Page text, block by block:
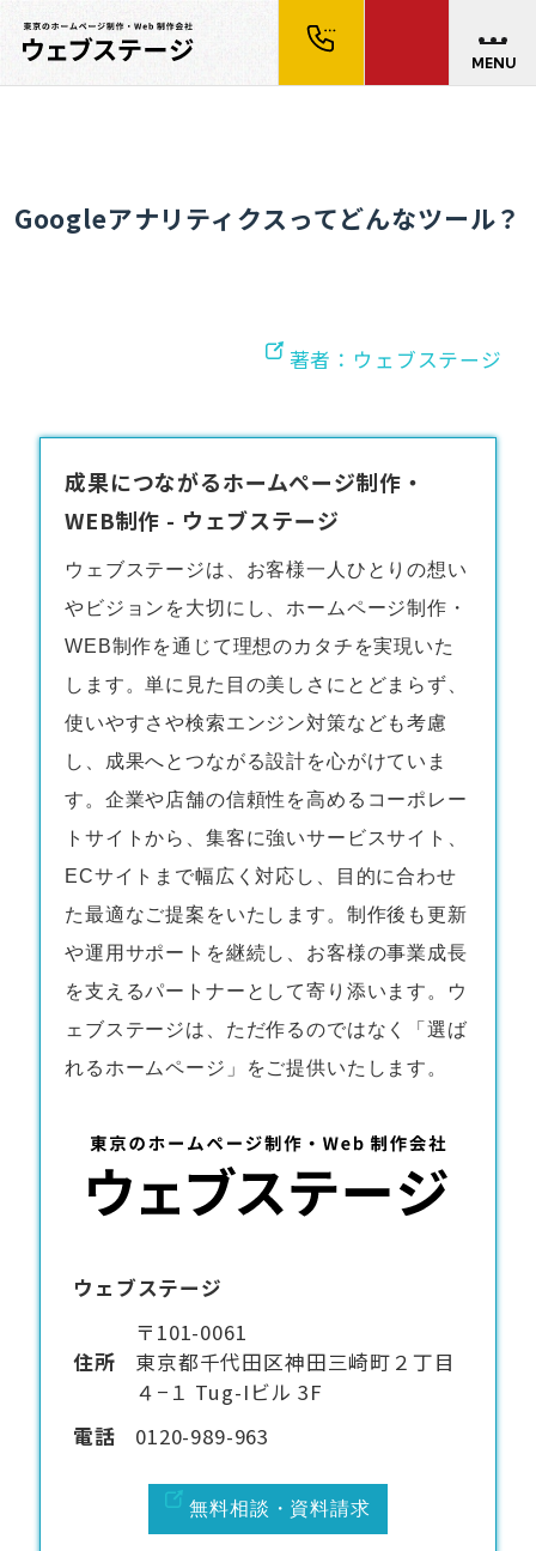
MENU
Googleアナリティクスってどんなツール？
著者：ウェブステージ
成果につながるホームページ制作・
WEB制作 - ウェブステージ
ウェブステージは、お客様一人ひとりの想い
やビジョンを大切にし、 ホームページ制作・
WEB制作を通じて理想のカタチを実現いた
します。単に見た目の美しさにとどまらず、
使いやすさや検索エンジン対策なども考慮
し、成果へとつながる設計を心がけていま
す。企業や店舗の信頼性を高めるコーポレー
トサイトから、集客に強いサービスサイト、
ECサイトまで幅広く対応し、目的に合わせ
た最適なご提案をいたします。制作後も更新
や運用サポートを継続し、お客様の事業成長
を支えるパートナーとして寄り添います。ウ
ェブステージは、ただ作るのではなく「選ば
れるホームページ」をご提供いたします。
ウェブステージ
住所
〒101-0061
東京都千代田区神田三崎町２丁目
４−１ Tug-Iビル 3F
電話
0120-989-963
無料相談・資料請求